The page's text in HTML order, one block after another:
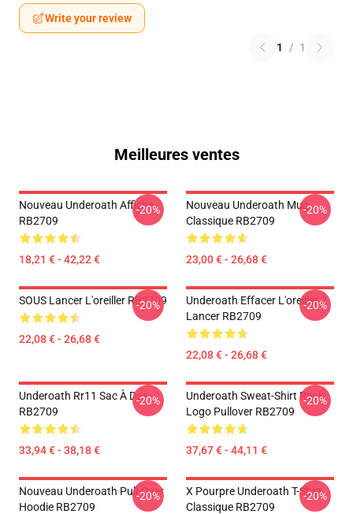
Write your review
1 / 1
Meilleures ventes
Nouveau Underoath Affiche
RB2709
18,21 € - 42,22 €
-20%
Nouveau Underoath Mug
Classique RB2709
23,00 € - 26,68 €
-20%
SOUS Lancer L'oreiller RB2709
22,08 € - 26,68 €
-20%
Underoath Effacer L'oreiller 2
Lancer RB2709
22,08 € - 26,68 €
-20%
Underoath Rr11 Sac À Dos
RB2709
33,94 € - 38,18 €
-20%
Underoath Sweat-Shirt Rock
Logo Pullover RB2709
37,67 € - 44,11 €
-20%
Nouveau Underoath Pull-Over
Hoodie RB2709
-20%
X Pourpre Underoath T-Shirt
Classique RB2709
-20%